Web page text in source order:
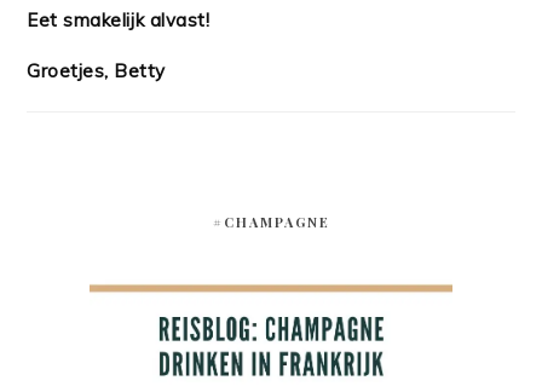
Eet smakelijk alvast!
Groetjes, Betty
#CHAMPAGNE